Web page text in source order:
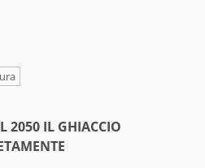
2050 IL GHIACCIO